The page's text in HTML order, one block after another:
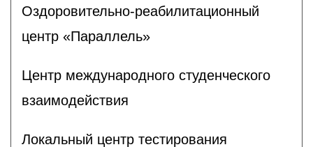
Оздоровительно-реабилитационный
центр «Параллель»
Центр международного студенческого
взаимодействия
Локальный центр тестирования